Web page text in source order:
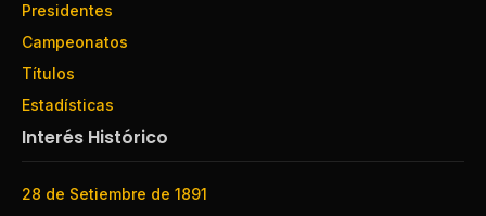
Presidentes
Campeonatos
Títulos
Estadísticas
Interés Histórico
28 de Setiembre de 1891